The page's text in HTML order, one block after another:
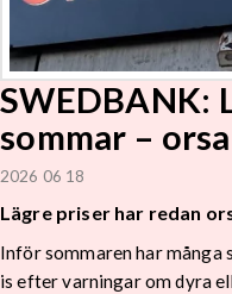
SWEDBANK:
sommar –
2026 06 18
Lägre priser har redan
Inför sommaren har många
is efter varningar om dyra